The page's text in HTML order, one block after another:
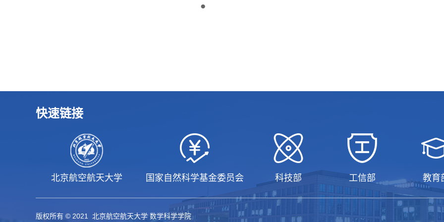
●
快速链接
北京航空航天大学 国家自然科学基金委员会 科技部 工信部 教育
版权所有 © 2021 北京航空航天大学 数学科学学院